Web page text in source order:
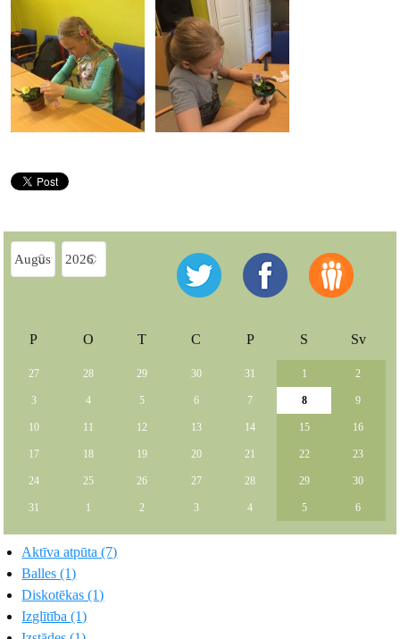
P O T C P S Sv
27 28 29 30 31 1 2
3 4 5 6 7 8 9
10 11 12 13 14 15 16
17 18 19 20 21 22 23
24 25 26 27 28 29 30
31 1 2 3 4 5 6
Aktīva atpūta (7)
Balles (1)
Diskotēkas (1)
Izglītība (1)